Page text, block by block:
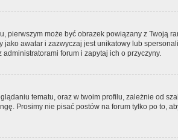
może być obrazek powiązany z Twoją
awatar i zazwyczaj jest unikatowy lub
forum i zapytaj ich o przyczyny.
tematu, oraz w twoim profilu, zależnie od
Prosimy nie pisać postów na forum tylko po to,